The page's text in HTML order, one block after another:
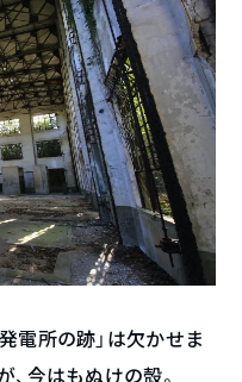
電所の跡」は欠かせま
今はもぬけの殻。